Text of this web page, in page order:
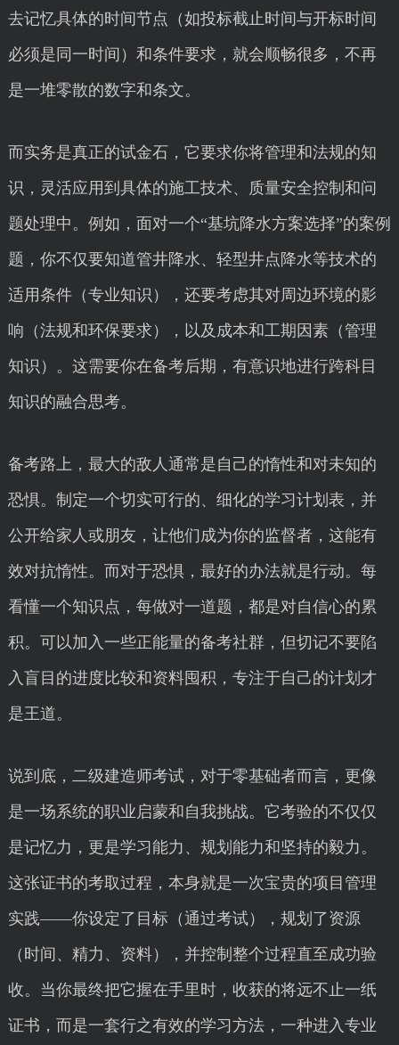
去记忆具体的时间节点（如投标截止时间与开标时间
必须是同一时间）和条件要求，就会顺畅很多，不再
是一堆零散的数字和条文。
而实务是真正的试金石，它要求你将管理和法规的知
识，灵活应用到具体的施工技术、质量安全控制和问
题处理中。例如，面对一个“基坑降水方案选择”的案例
题，你不仅要知道管井降水、轻型井点降水等技术的
适用条件（专业知识），还要考虑其对周边环境的影
响（法规和环保要求），以及成本和工期因素（管理
知识）。这需要你在备考后期，有意识地进行跨科目
知识的融合思考。
备考路上，最大的敌人通常是自己的惰性和对未知的
恐惧。制定一个切实可行的、细化的学习计划表，并
公开给家人或朋友，让他们成为你的监督者，这能有
效对抗惰性。而对于恐惧，最好的办法就是行动。每
看懂一个知识点，每做对一道题，都是对自信心的累
积。可以加入一些正能量的备考社群，但切记不要陷
入盲目的进度比较和资料囤积，专注于自己的计划才
是王道。
说到底，二级建造师考试，对于零基础者而言，更像
是一场系统的职业启蒙和自我挑战。它考验的不仅仅
是记忆力，更是学习能力、规划能力和坚持的毅力。
这张证书的考取过程，本身就是一次宝贵的项目管理
实践——你设定了目标（通过考试），规划了资源
（时间、精力、资料），并控制整个过程直至成功验
收。当你最终把它握在手里时，收获的将远不止一纸
证书，而是一套行之有效的学习方法，一种进入专业